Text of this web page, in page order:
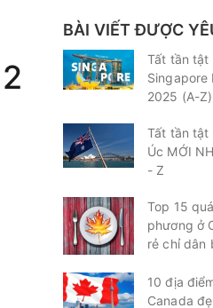
BÀI VIẾT ĐƯỢC
Tất tần tật
Singapore
2025 (A-Z)
Tất tần tật
Úc MỚI
- Z
Top 15
phương ở
rẻ chỉ dân
10 địa
Canada